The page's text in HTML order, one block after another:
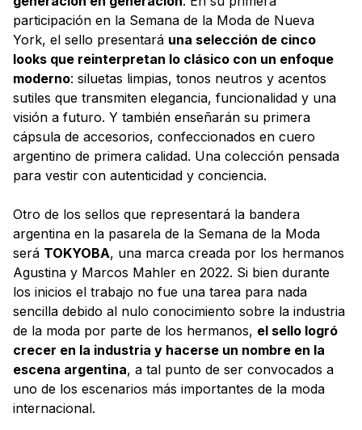
participación en la Semana de la Moda de Nueva
York, el sello presentará una selección de cinco
looks que reinterpretan lo clásico con un enfoque
moderno: siluetas limpias, tonos neutros y acentos
sutiles que transmiten elegancia, funcionalidad y una
visión a futuro. Y también enseñarán su primera
cápsula de accesorios, confeccionados en cuero
argentino de primera calidad. Una colección pensada
para vestir con autenticidad y conciencia.
Otro de los sellos que representará la bandera
argentina en la pasarela de la Semana de la Moda
será TOKYOBA, una marca creada por los hermanos
Agustina y Marcos Mahler en 2022. Si bien durante
los inicios el trabajo no fue una tarea para nada
sencilla debido al nulo conocimiento sobre la industria
de la moda por parte de los hermanos, el sello logró
crecer en la industria y hacerse un nombre en la
escena argentina, a tal punto de ser convocados a
uno de los escenarios más importantes de la moda
internacional.